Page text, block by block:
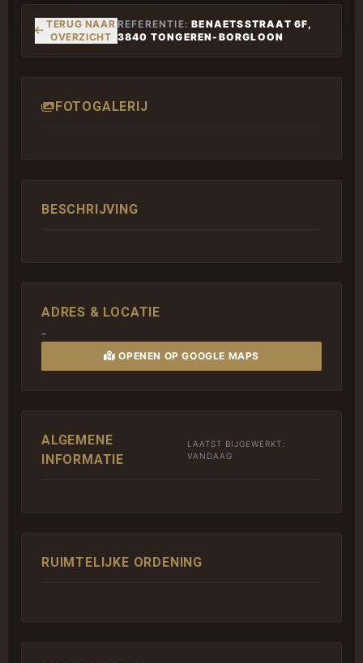
TERUG NAAR
OVERZICHT
REFERENTIE:BENAETSSTRAAT 6F,
3840 TONGEREN-BORGLOON
FOTOGALERIJ
BESCHRIJVING
ADRES & LOCATIE
-
OPENEN OP GOOGLE MAPS
ALGEMENE
INFORMATIE
LAATST BIJGEWERKT:
VANDAAG
RUIMTELIJKE ORDENING